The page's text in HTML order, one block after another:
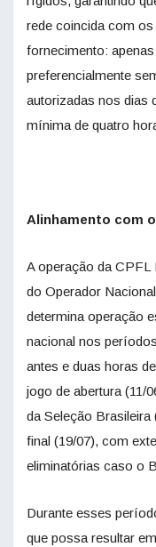
rede coincida com
fornecimento:
preferencialmente
autorizadas nos dias
mínima de quatro
Alinhamento com
A operação da CPFL
do Operador
determina operação
nacional nos
antes e duas horas
jogo de abertura (11/
da Seleção Brasileira
final (19/07), com
eliminatórias caso o
Durante esses
que possa resultar